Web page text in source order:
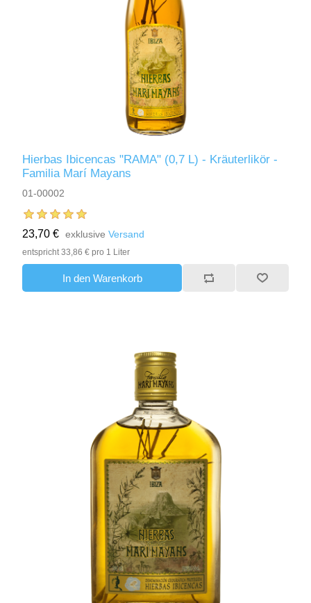
Hierbas Ibicencas "RAMA" (0,7 L) - Kräuterlikör -
Familia Marí Mayans
01-00002
23,70 € exklusiveVersand
entspricht 33,86 € pro 1 Liter
In den Warenkorb